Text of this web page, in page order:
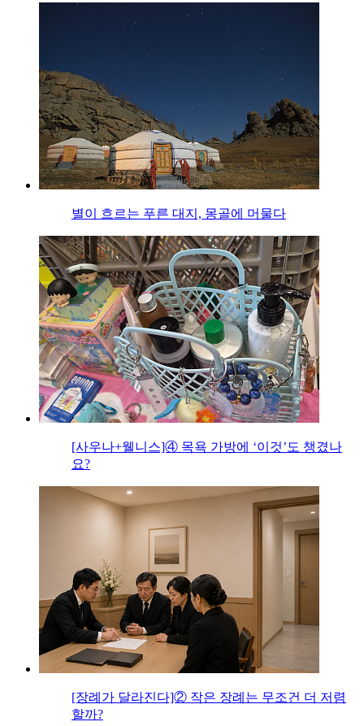
별이 흐르는 푸른 대지, 몽골에 머물다
[사우나+웰니스]④ 목욕 가방에 ‘이것’도 챙겼나
요?
[장례가 달라진다]② 작은 장례는 무조건 더 저렴
할까?